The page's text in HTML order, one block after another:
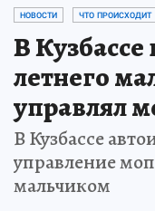
НОВОСТИ ЧТО ПРОИСХОДИТ
В
летнего
управлял
В Кузбассе
управление
мальчиком